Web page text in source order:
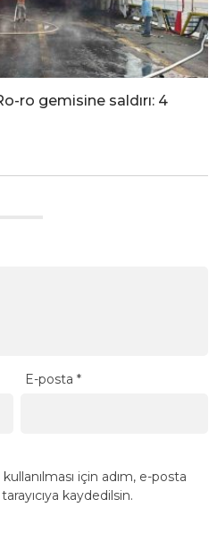
ro gemisine saldırı: 4
E-posta*
için adım, e-posta
kaydedilsin.